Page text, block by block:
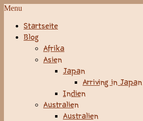
Menu
Startseite
Blog
Afrika
Asien
Japan
Arriving in Japan
Indien
Australien
Australien